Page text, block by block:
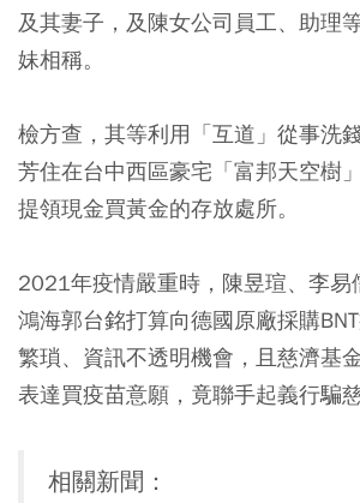
及其妻子，及陳女公司員工、助理
妹相稱。
檢方查，其等利用「互道」從事洗
芳住在台中西區豪宅「富邦天空樹
提領現金買黃金的存放處所。
2021年疫情嚴重時，陳昱瑄、李易
鴻海郭台銘打算向德國原廠採購
繁瑣、資訊不透明機會，且慈濟基
表達買疫苗意願，竟聯手起義行騙慈
相關新聞：